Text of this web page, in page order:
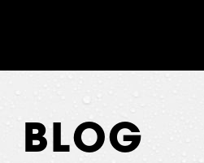
BLOG